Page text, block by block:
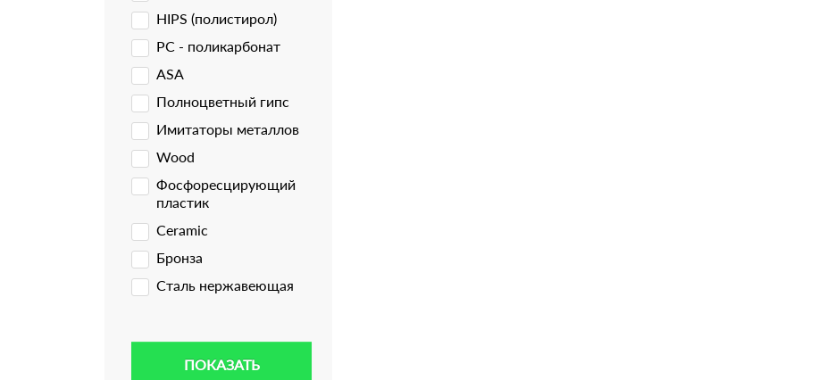
HIPS (полистирол)
PC - поликарбонат
ASA
Полноцветный гипс
Имитаторы металлов
Wood
Фосфоресцирующий
пластик
Ceramic
Бронза
Сталь нержавеющая